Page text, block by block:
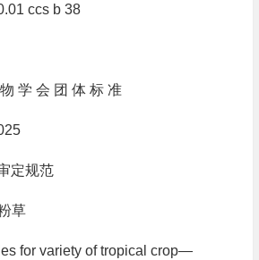
ccs b 38
学 会 团 体 标 准
定规范
草
for variety of tropical crop—